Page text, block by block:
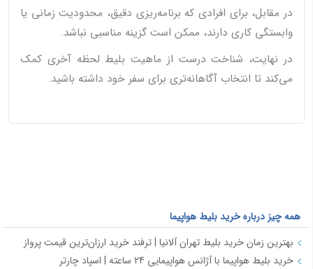
در مقابل، برای افرادی که برنامه‌ریزی دقیق، محدودیت زمانی یا
وابستگی کاری دارند، ممکن است گزینه مناسبی نباشد.
در نهایت، شناخت درست از ماهیت بلیط لحظه آخری کمک
می‌کند تا انتخاب آگاهانه‌تری برای سفر خود داشته باشید.
همه چیز درباره خرید بلیط هواپیما
بهترین زمان خرید بلیط تهران آلانیا | ترفند خرید ارزان‌ترین قیمت پرواز
خرید بلیط هواپیما با آژانس هواپیمایی 24 ساعته | اسپاد چارتر